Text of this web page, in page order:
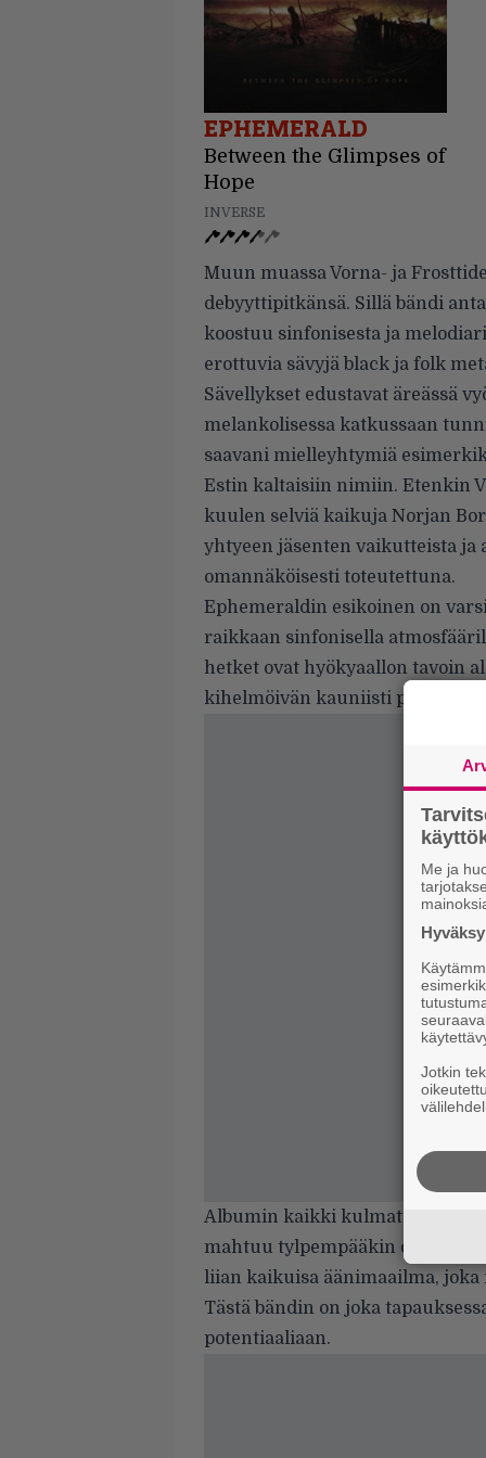
EPHEMERALD
Between the Glimpses of
Hope
INVERSE
Muun muassa Vorna- ja
debyyttipitkänsä. Sillä bändi
koostuu sinfonisesta ja
erottuvia sävyjä black ja folk
Sävellykset edustavat äreässä
melankolisessa katkussaan
saavani mielleyhtymiä
Estin kaltaisiin nimiin. Etenkin
kuulen selviä kaikuja Norjan
yhtyeen jäsenten vaikutteista ja
omannäköisesti toteutettuna.
Ephemeraldin esikoinen on
raikkaan sinfonisella
hetket ovat hyökyaallon tavoin
kihelmöivän kauniisti
Albumin kaikki kulmat eivät
mahtuu tylpempääkin osuutta.
liian kaikuisa äänimaailma, joka
Tästä bändin on joka
potentiaaliaan.
Me ja
Jotkin